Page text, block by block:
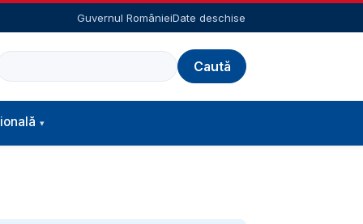
Guvernul RomânieiDate deschise